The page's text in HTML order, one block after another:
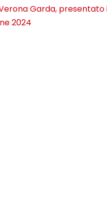
Garda, presentato
2024